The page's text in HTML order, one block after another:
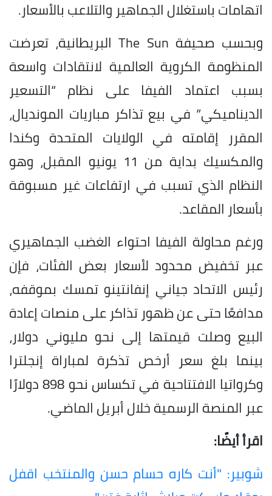
اتهامات باستغلال الجماهير والتلاعب بالأسعار.
وبحسب صحيفة The Sun البريطانية، تعرضت
المنظومة الكروية العالمية لانتقادات واسعة
بسبب اعتماد الفيفا على نظام “التسعير
الديناميكي” في بيع تذاكر مباريات المونديال،
المقرر إقامته في الولايات المتحدة وكندا
والمكسيك بداية من 11 يونيو المقبل، وهو
النظام الذي تسبب في ارتفاعات غير مسبوقة
بأسعار المقاعد.
ورغم محاولة الفيفا احتواء الغضب الجماهيري
عبر تخفيض محدود لأسعار بعض الفئات، فإن
رئيس الاتحاد جياني إنفانتينو تمسك بموقفه،
مدافعًا حتى عن ظهور تذاكر على منصات إعادة
البيع وصلت قيمتها إلى نحو مليوني دولار،
بينما بلغ سعر أرخص تذكرة لمباراة إنجلترا
وكرواتيا الافتتاحية في تكساس نحو 898 دولارًا
عبر المنصة الرسمية خلال أبريل الماضي.
اقرأ أيضًا:
شوبير: "أنت كاره حسام حسن والمنتخب اقفل